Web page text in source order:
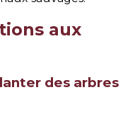
aux
des arbres